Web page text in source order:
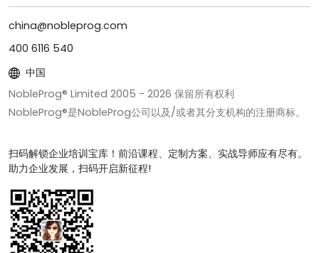
china@nobleprog.com
400 6116 540
中国
NobleProg® Limited 2005 - 2026 保留所有权利
NobleProg®是NobleProg公司以及/或者其分支机构的注册商标。
扫码解锁企业培训宝库！前沿课程、定制方案、实战导师应有尽有。
助力企业发展，扫码开启新征程!